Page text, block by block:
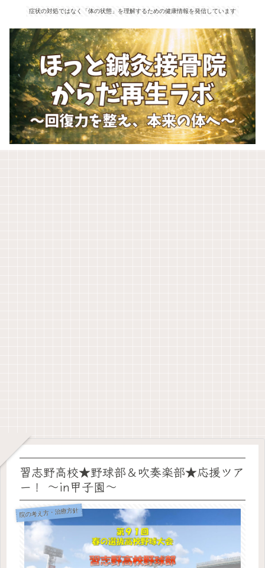
症状の対処ではなく「体の状態」を理解するための健康情報を発信しています
習志野高校★野球部＆吹奏楽部★応援ツア
ー！ ～in甲子園～
院の考え方・治療方針